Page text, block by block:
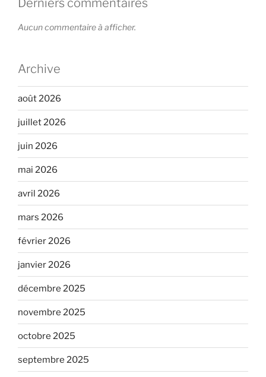
Derniers commentaires
Aucun commentaire à afficher.
Archive
août 2026
juillet 2026
juin 2026
mai 2026
avril 2026
mars 2026
février 2026
janvier 2026
décembre 2025
novembre 2025
octobre 2025
septembre 2025